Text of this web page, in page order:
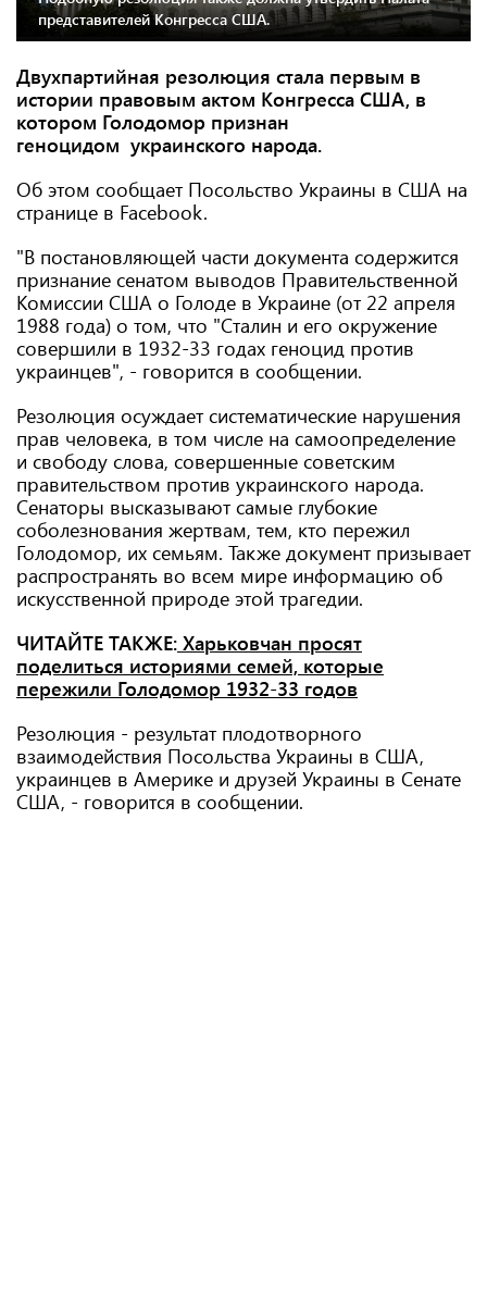
представителей Конгресса США.
Двухпартийная резолюция стала первым в
истории правовым актом Конгресса США, в
котором Голодомор признан
геноцидом украинского народа.
Об этом сообщает Посольство Украины в США на
странице в Facebook.
"В постановляющей части документа содержится
признание сенатом выводов Правительственной
Комиссии США о Голоде в Украине (от 22 апреля
1988 года) о том, что "Сталин и его окружение
совершили в 1932-33 годах геноцид против
украинцев", - говорится в сообщении.
Резолюция осуждает систематические нарушения
прав человека, в том числе на самоопределение
и свободу слова, совершенные советским
правительством против украинского народа.
Сенаторы высказывают самые глубокие
соболезнования жертвам, тем, кто пережил
Голодомор, их семьям. Также документ призывает
распространять во всем мире информацию об
искусственной природе этой трагедии.
ЧИТАЙТЕ ТАКЖЕ: Харьковчан просят
поделиться историями семей, которые
пережили Голодомор 1932-33 годов
Резолюция - результат плодотворного
взаимодействия Посольства Украины в США,
украинцев в Америке и друзей Украины в Сенате
США, - говорится в сообщении.